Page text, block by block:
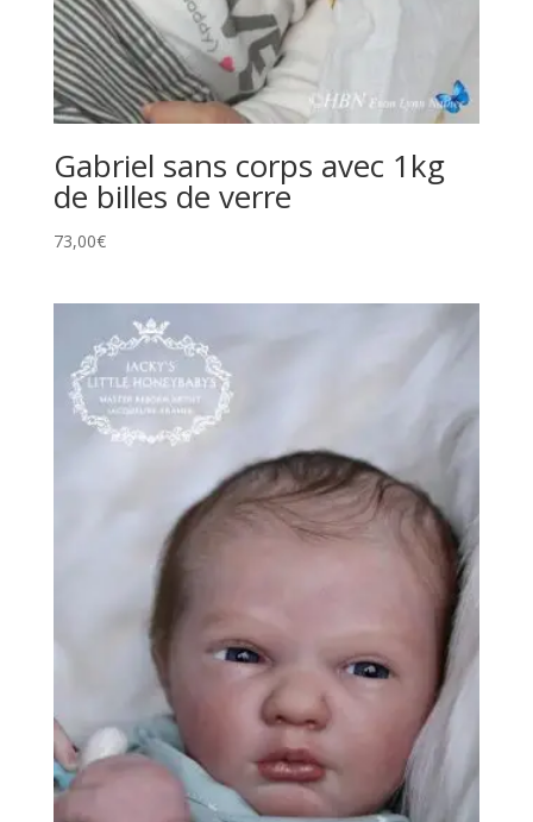
Gabriel sans corps avec 1kg
de billes de verre
73,00€